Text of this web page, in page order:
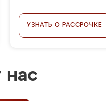
УЗНАТЬ О РАССРОЧКЕ
нас